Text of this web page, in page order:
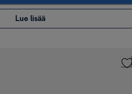
Lue lisää